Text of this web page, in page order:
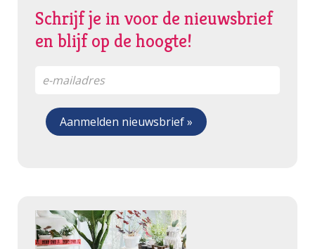
Schrijf je in voor de nieuwsbrief
en blijf op de hoogte!